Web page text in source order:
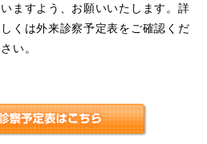
いますよう、お願いいたします。詳
しくは外来診察予定表をご確認くだ
さい。